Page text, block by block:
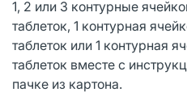
1, 2 или 3 контурные
таблеток, 1 контурная
таблеток или 1 контурная
таблеток вместе с
пачке из картона.